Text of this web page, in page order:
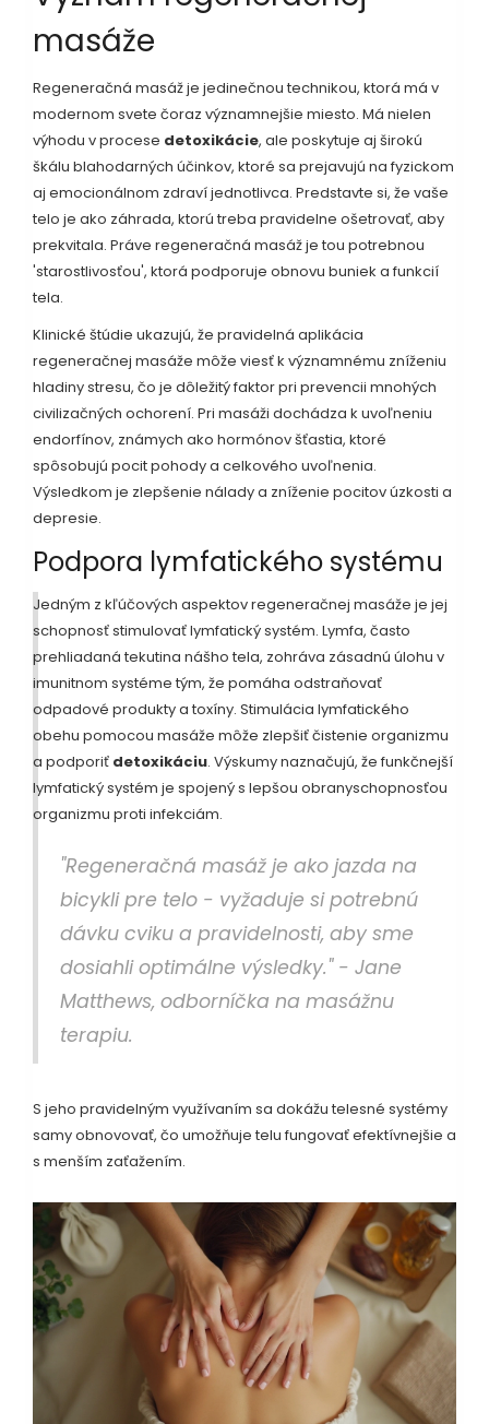
masáže
Regeneračná masáž je jedinečnou technikou, ktorá má v
modernom svete čoraz významnejšie miesto. Má nielen
výhodu v procese detoxikácie, ale poskytuje aj širokú
škálu blahodarných účinkov, ktoré sa prejavujú na fyzickom
aj emocionálnom zdraví jednotlivca. Predstavte si, že vaše
telo je ako záhrada, ktorú treba pravidelne ošetrovať, aby
prekvitala. Práve regeneračná masáž je tou potrebnou
'starostlivosťou', ktorá podporuje obnovu buniek a funkcií
tela.
Klinické štúdie ukazujú, že pravidelná aplikácia
regeneračnej masáže môže viesť k významnému zníženiu
hladiny stresu, čo je dôležitý faktor pri prevencii mnohých
civilizačných ochorení. Pri masáži dochádza k uvoľneniu
endorfínov, známych ako hormónov šťastia, ktoré
spôsobujú pocit pohody a celkového uvoľnenia.
Výsledkom je zlepšenie nálady a zníženie pocitov úzkosti a
depresie.
Podpora lymfatického systému
Jedným z kľúčových aspektov regeneračnej masáže je jej
schopnosť stimulovať lymfatický systém. Lymfa, často
prehliadaná tekutina nášho tela, zohráva zásadnú úlohu v
imunitnom systéme tým, že pomáha odstraňovať
odpadové produkty a toxíny. Stimulácia lymfatického
obehu pomocou masáže môže zlepšiť čistenie organizmu
a podporiť detoxikáciu. Výskumy naznačujú, že funkčnejší
lymfatický systém je spojený s lepšou obranyschopnosťou
organizmu proti infekciám.
"Regeneračná masáž je ako jazda na
bicykli pre telo - vyžaduje si potrebnú
dávku cviku a pravidelnosti, aby sme
dosiahli optimálne výsledky." - Jane
Matthews, odborníčka na masážnu
terapiu.
S jeho pravidelným využívaním sa dokážu telesné systémy
samy obnovovať, čo umožňuje telu fungovať efektívnejšie a
s menším zaťažením.